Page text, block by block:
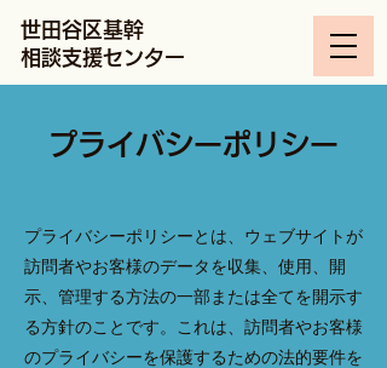
世田谷区基幹
相談支援センター
プライバシーポリシー
プライバシーポリシーとは、ウェブサイトが
訪問者やお客様のデータを収集、使用、開
示、管理する方法の一部または全てを開示す
る方針のことです。これは、訪問者やお客様
のプライバシーを保護するための法的要件を